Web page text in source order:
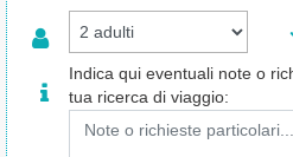
Indica qui eventuali note o
tua ricerca di viaggio: